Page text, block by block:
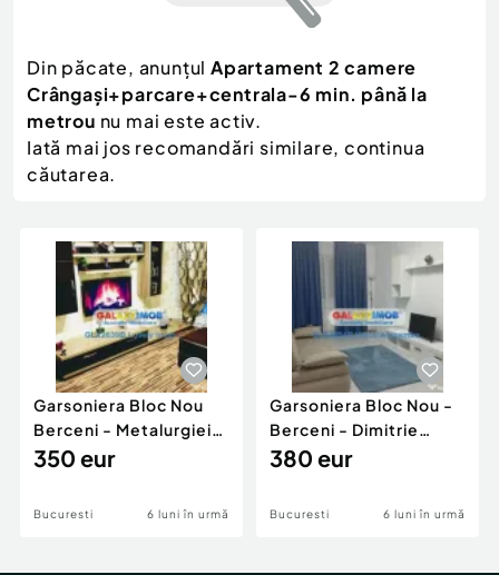
Mama si copilul
Moda si frumusete
Sport, timp liber, arta
Agro si Industrie
Animale de companie
Afaceri și echipamente profesionale
Inchiriere Bunuri si Vehicule
Scutere - ATV - UTV
Autoutilitare
Ambarcatiuni
Camioane - Rulote - Remorci
Motociclete
Piese auto si accesorii
Dacia Duster
Din păcate, anunțul Apartament 2 camere
Crângași+parcare+centrala-6 min. până la
metrou nu mai este activ.
Iată mai jos recomandări similare, continua
căutarea.
Garsoniera Bloc Nou
Berceni - Metalurgiei
Park - Postalionul
350 eur
Bucuresti 6 luni în urmă
Garsoniera Bloc Nou -
Berceni - Dimitrie
Leonida
380 eur
Bucuresti 6 luni în urmă